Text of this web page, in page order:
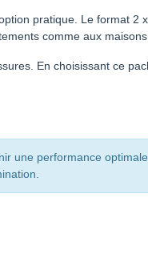
pratique. Le format 2
comme aux
En choisissant ce
une performance